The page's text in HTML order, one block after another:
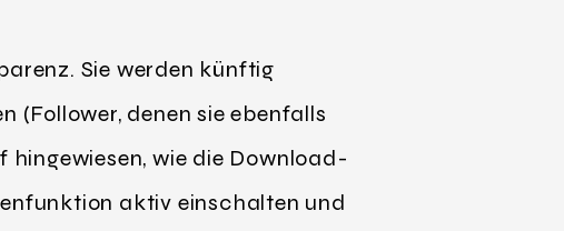
Sie werden künftig
(Follower, denen sie ebenfalls
wie die Download-
aktiv einschalten und